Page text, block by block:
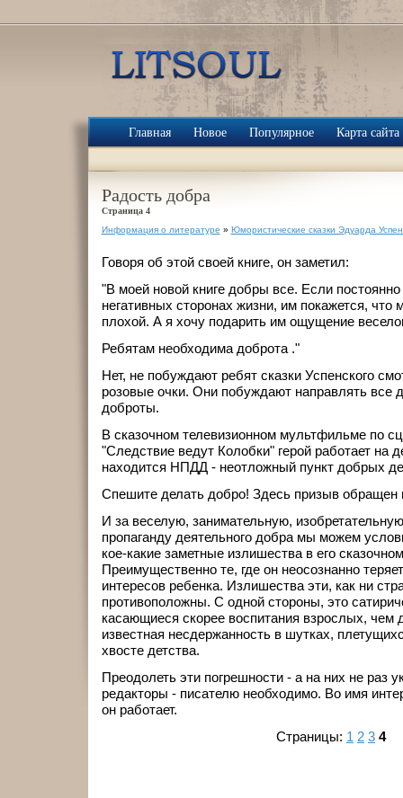
Главная Новое Популярное Карта сайта
Радость добра
Страница 4
Информация о литературе » Юмористические сказки Эдуарда
Говоря об этой своей книге, он заметил:
"В моей новой книге добры все. Если постоянно
негативных сторонах жизни, им покажется,
плохой. А я хочу подарить им ощущение
Ребятам необходима доброта ."
Нет, не побуждают ребят сказки Успенского
розовые очки. Они побуждают направлять все
доброты.
В сказочном телевизионном мультфильме по
"Следствие ведут Колобки" герой работает на
находится НПДД - неотложный пункт добрых
Спешите делать добро! Здесь призыв обращен
И за веселую, занимательную,
пропаганду деятельного добра мы можем
кое-какие заметные излишества в его
Преимущественно те, где он неосознанно
интересов ребенка. Излишества эти, как ни
противоположны. С одной стороны, это
касающиеся скорее воспитания взрослых, чем
известная несдержанность в шутках,
хвосте детства.
Преодолеть эти погрешности - а на них не раз
редакторы - писателю необходимо. Во имя
он работает.
Страницы: 1 2 3 4